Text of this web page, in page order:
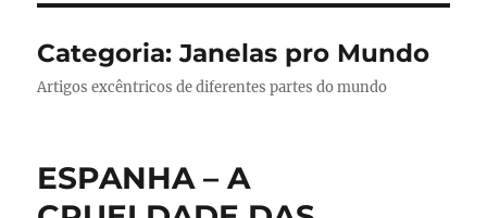
Categoria:Janelas pro Mundo
Artigos excêntricos de diferentes partes do mundo
ESPANHA – A